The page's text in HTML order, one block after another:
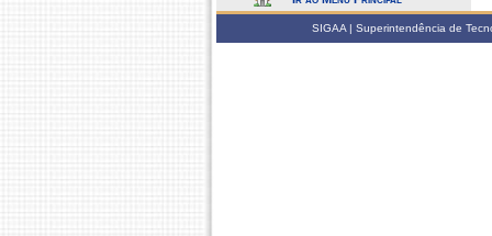
SIGAA | Superintendência de